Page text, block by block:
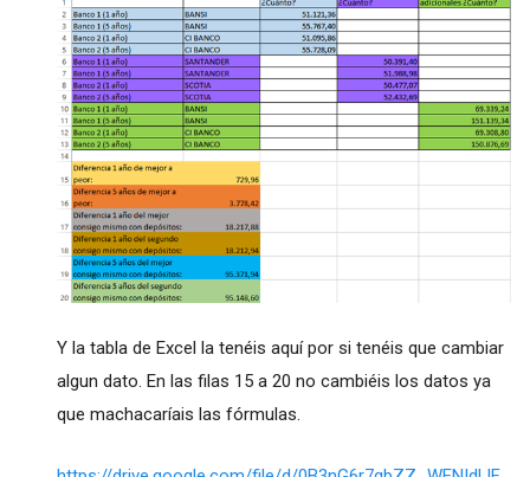
Y la tabla de Excel la tenéis aquí por si tenéis que cambiar
algun dato. En las filas 15 a 20 no cambiéis los datos ya
que machacaríais las fórmulas.